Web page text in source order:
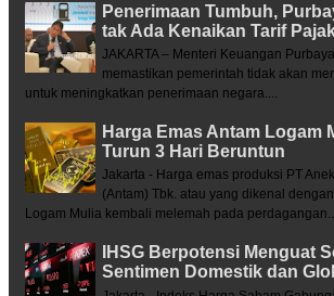
Penerimaan Tumbuh,
tak Ada Kenaikan Tarif
JAKARTA – Menteri Keuangan
memastikan pemerintah tidak akan
untuk meningkatkan penerimaan negara....
Harga Emas Antam Logam
Turun 3 Hari Beruntun
Jakarta - Harga emas produksi PT
(Antam) Tbk. atau yang dikenal
Logam Mulia kembali melemah pada perdagangan...
IHSG Berpotensi Menguat
Sentimen Domestik dan